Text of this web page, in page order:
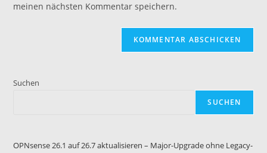
ein
meinen nächsten Kommentar speichern.
Suchen
SUCHEN
OPNsense 26.1 auf 26.7 aktualisieren – Major-Upgrade ohne Legacy-